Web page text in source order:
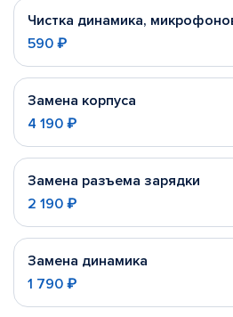
Чистка динамика,
590 ₽
Замена корпуса
4 190 ₽
Замена разъема зарядки
2 190 ₽
Замена динамика
1 790 ₽